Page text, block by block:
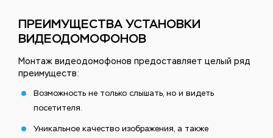
ПРЕИМУЩЕСТВА УСТАНОВКИ
ВИДЕОДОМОФОНОВ
Монтаж видеодомофонов предоставляет целый ряд
преимуществ:
Возможность не только слышать, но и видеть
посетителя.
Уникальное качество изображения, а также